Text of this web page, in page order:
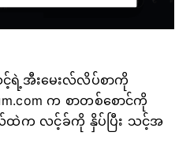
င့်ရဲ့အီးမေးလ်လိပ်စာကို
က စာတစ်စောင်ကို
ထဲက လင့်ခ်ကို နှိပ်ပြီး သင့်အ